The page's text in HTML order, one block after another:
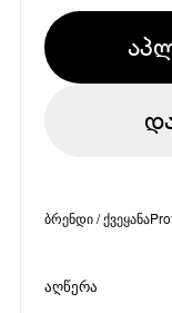
ბრენდი / ქვეყანა
აღწერა